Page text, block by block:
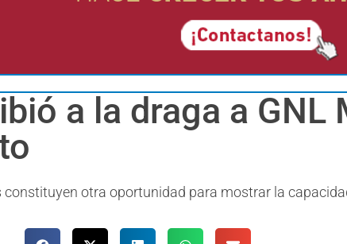
a la draga a
constituyen otra oportunidad para mostrar la